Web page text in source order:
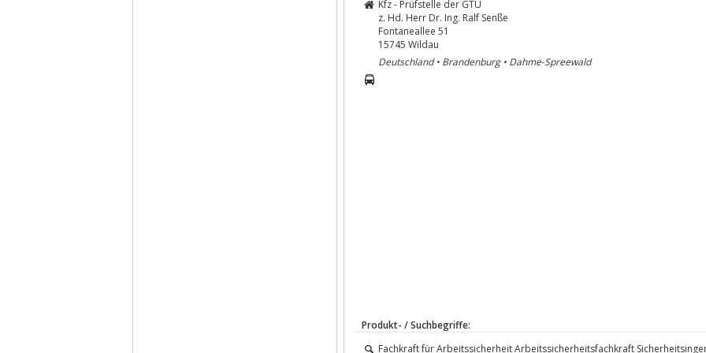
Kfz - Prüfstelle der GTÜ
z. Hd. Herr Dr. Ing. Ralf Senße
Fontaneallee 51
15745 Wildau
Deutschland • Brandenburg • Dahme-Spreewald
Produkt- / Suchbegriffe:
Fachkraft für Arbeitssicherheit Arbeitssicherheitsfachkraft